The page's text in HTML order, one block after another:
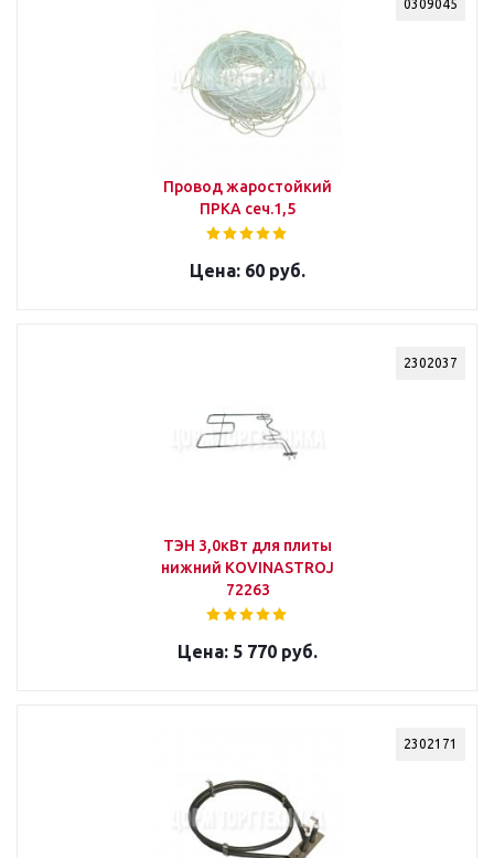
0309045
Провод жаростойкий
ПРКА сеч.1,5
60 руб.
2302037
ТЭН 3,0кВт для плиты
нижний KOVINASTROJ
72263
5 770 руб.
2302171